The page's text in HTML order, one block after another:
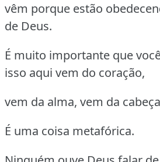
vêm porque estão
de Deus.
É muito importante que
isso aqui vem do coração,
vem da alma, vem da
É uma coisa metafórica.